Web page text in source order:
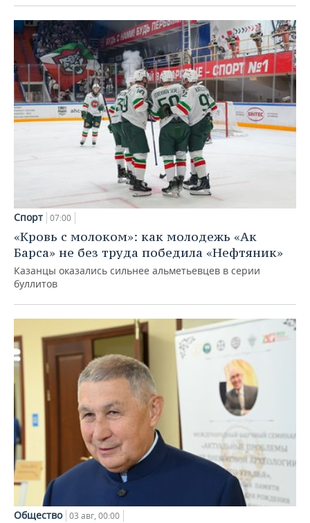
Спорт 07:00
«Кровь с молоком»: как молодежь «Ак
Барса» не без труда победила «Нефтяник»
Казанцы оказались сильнее альметьевцев в серии
буллитов
Общество 03 авг, 00:00